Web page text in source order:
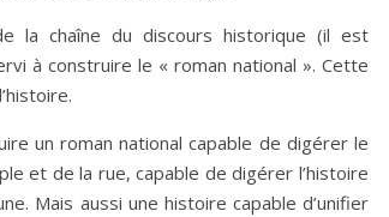
la chaîne du discours historique (il est
à construire le « roman national ». Cette
un roman national capable de digérer le
et de la rue, capable de digérer l’histoire
Mais aussi une histoire capable d’unifier